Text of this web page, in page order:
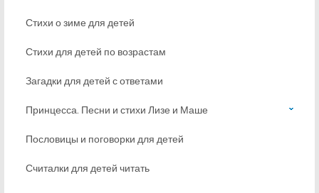
Стихи о зиме для детей
Стихи для детей по возрастам
Загадки для детей с ответами
Принцесса. Песни и стихи Лизе и Маше
Пословицы и поговорки для детей
Считалки для детей читать